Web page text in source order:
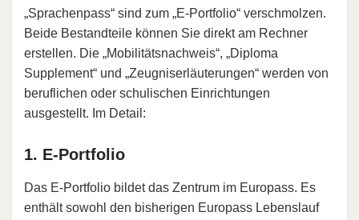
„Sprachenpass“ sind zum „E-Portfolio“ verschmolzen.
Beide Bestandteile können Sie direkt am Rechner
erstellen. Die „Mobilitätsnachweis“, „Diploma
Supplement“ und „Zeugniserläuterungen“ werden von
beruflichen oder schulischen Einrichtungen
ausgestellt. Im Detail:
1. E-Portfolio
Das E-Portfolio bildet das Zentrum im Europass. Es
enthält sowohl den bisherigen Europass Lebenslauf